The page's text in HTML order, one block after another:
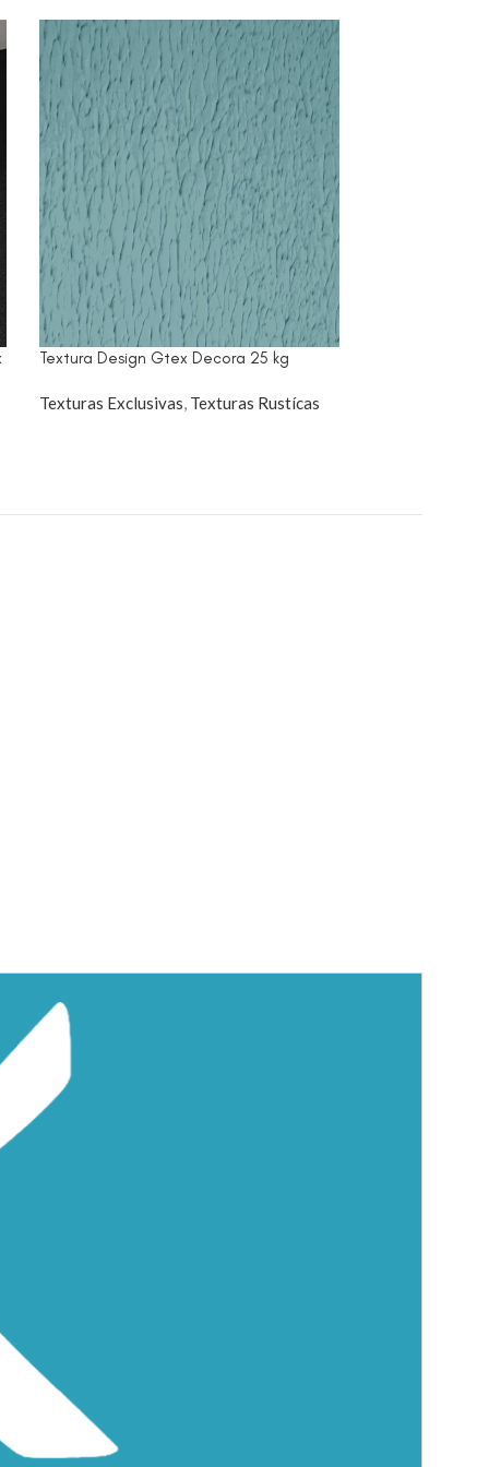
Textura Design Gtex Decora 25 kg
Texturas Exclusivas, Texturas Rustícas